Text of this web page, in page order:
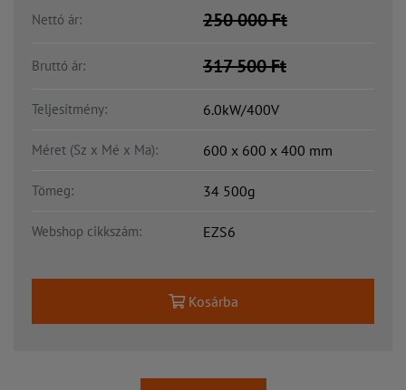
Nettó ár: 250 000Ft
Bruttó ár: 317 500Ft
Teljesítmény: 6.0kW/400V
Méret (Sz x Mé x Ma): 600 x 600 x 400 mm
Tömeg: 34 500g
Webshop cikkszám: EZS6
Kosárba